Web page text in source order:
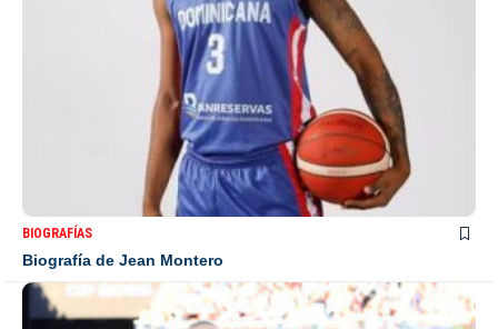
BIOGRAFÍAS
Biografía de Jean Montero